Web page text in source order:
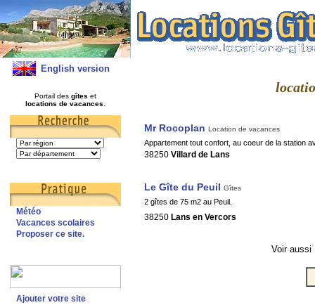
English version
Portail des gîtes et
locations de vacances
Météo
Vacances scolaires
Proposer ce site.
Ajouter votre site
Mr Rocoplan Location de vacances
Appartement tout confort, au coeur de la station
38250 Villard de Lans
Le Gîte du Peuil Gîtes
2 gîtes de 75 m2 au Peuil.
38250 Lans en Vercors
Voir